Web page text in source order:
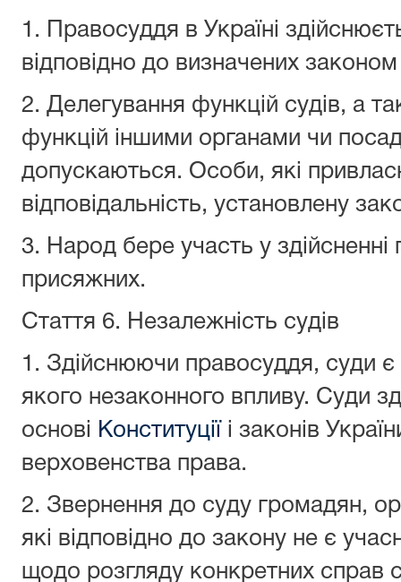
1. Правосуддя в Україні
відповідно до визначених
2. Делегування функцій судів, а
функцій іншими органами чи
допускаються. Особи, які
відповідальність, установлену
3. Народ бере участь у
присяжних.
Стаття 6. Незалежність судів
1. Здійснюючи правосуддя, суди
якого незаконного впливу. Суди
основі Конституції і законів
верховенства права.
2. Звернення до суду громадян,
які відповідно до закону не є
щодо розгляду конкретних справ